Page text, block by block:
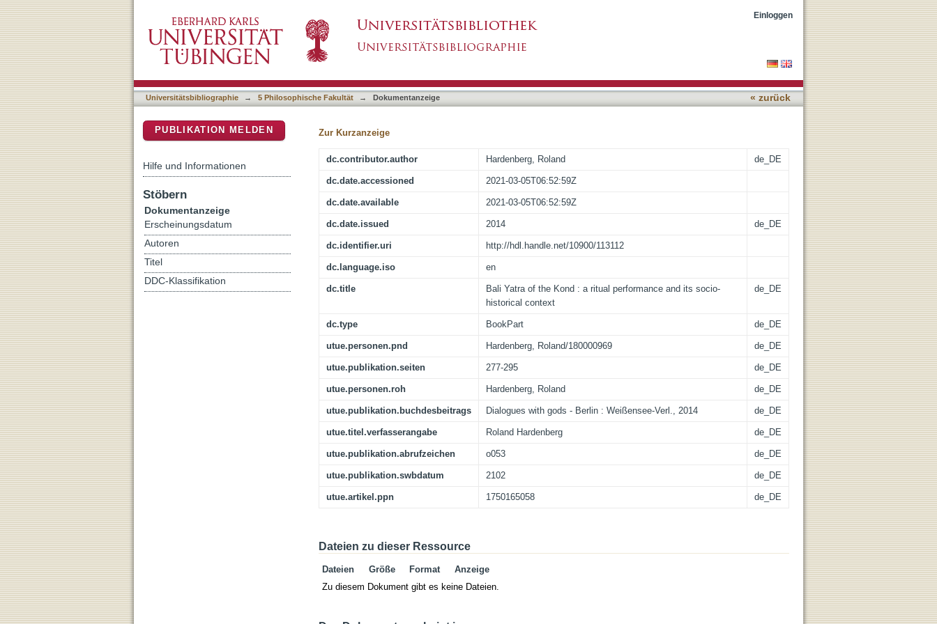
Einloggen
Universitätsbibliographie → 5 Philosophische Fakultät → Dokumentanzeige « zurück
Zur Kurzanzeige
dc.contributor.author Hardenberg, Roland de_DE
dc.date.accessioned 2021-03-05T06:52:59Z
dc.date.available 2021-03-05T06:52:59Z
dc.date.issued 2014 de_DE
dc.identifier.uri http://hdl.handle.net/10900/113112
dc.language.iso en
dc.title
Bali Yatra of the Kond : a ritual performance and its socio-
historical context
de_DE
dc.type BookPart de_DE
utue.personen.pnd Hardenberg, Roland/180000969 de_DE
utue.publikation.seiten 277-295 de_DE
utue.personen.roh Hardenberg, Roland de_DE
utue.publikation.buchdesbeitrags Dialogues with gods - Berlin : Weißensee-Verl., 2014 de_DE
utue.titel.verfasserangabe Roland Hardenberg de_DE
utue.publikation.abrufzeichen o053 de_DE
utue.publikation.swbdatum 2102 de_DE
utue.artikel.ppn 1750165058 de_DE
Dateien zu dieser Ressource
Dateien Größe Format
Anzeige
Zu diesem Dokument gibt es keine Dateien.
PUBLIKATION MELDEN
Hilfe und Informationen
Stöbern
Dokumentanzeige
Erscheinungsdatum
Autoren
Titel
DDC-Klassifikation